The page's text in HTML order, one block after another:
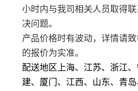
小时内与我司相关人员取得
决问题。
产品价格时有波动，详情请
的报价为实准。
配送地区上海、江苏、浙江
建、厦门、江西、山东、青岛